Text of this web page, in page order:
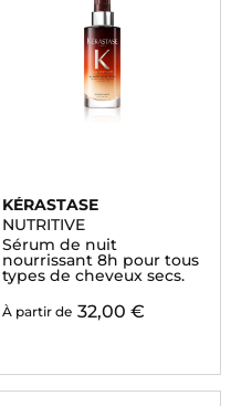
KÉRASTASE
NUTRITIVE
Sérum de nuit
nourrissant 8h pour tous
types de cheveux secs.
À partir de 32,00 €